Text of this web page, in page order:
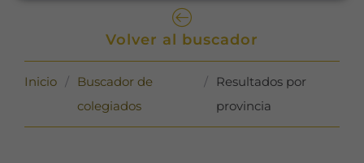
Volver al buscador
Inicio / Buscador de
colegiados
/
Resultados por
provincia